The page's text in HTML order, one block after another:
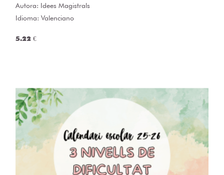
Autora: Idees Magistrals
Idioma: Valenciano
5.22 €